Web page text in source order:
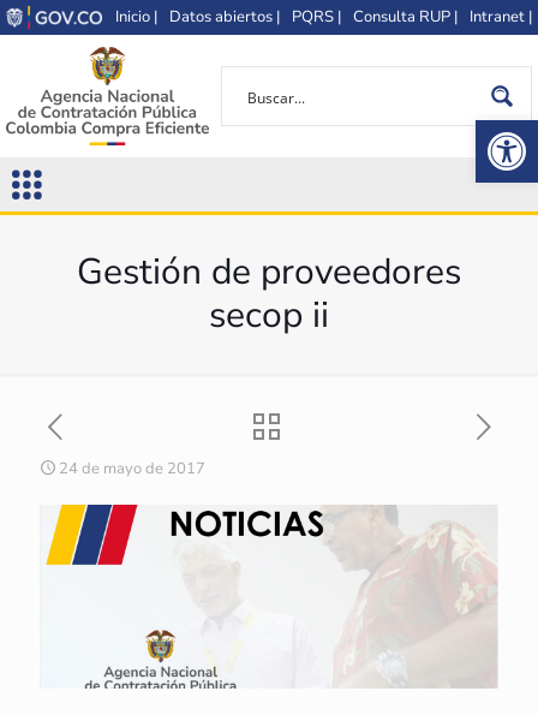
Inicio | Datos abiertos | PQRS | Consulta RUP | Intranet |
Gestión de proveedores
secop ii
24 de mayo de 2017